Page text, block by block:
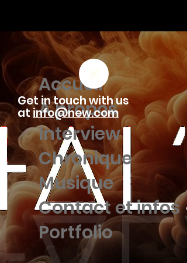
Accueil
À propos
Interview
Chronique
Musique
Contact et infos
Portfolio
Get in touch with us
atinfo@new.com